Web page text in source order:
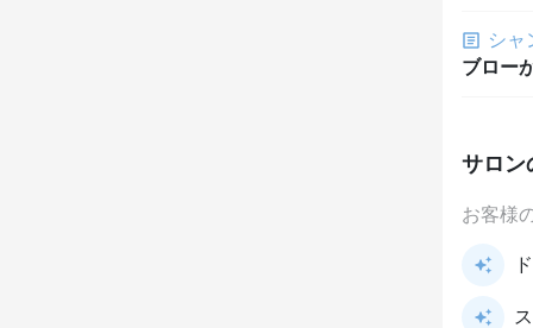
シャ
ブロー
サロン
お客様